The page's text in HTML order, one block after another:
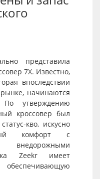
представила
7X. Известно,
впоследствии
начинаются
утверждению
кроссовер был
кво, искусно
комфорт с
Zeekr имеет